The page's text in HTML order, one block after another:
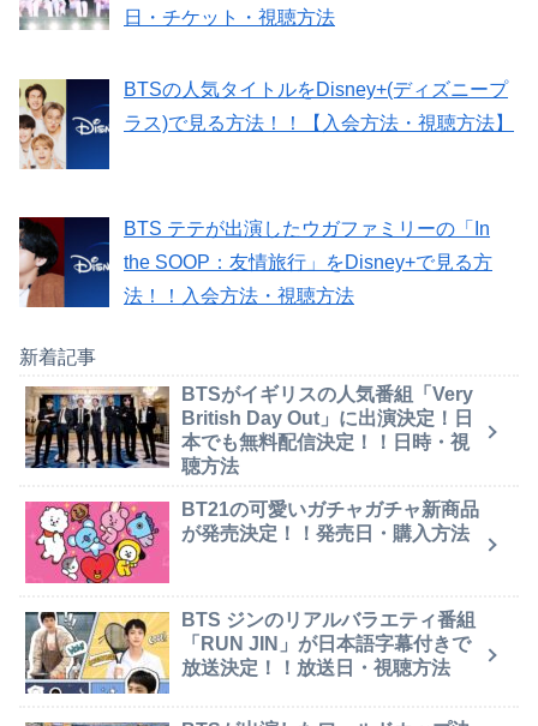
日・チケット・視聴方法
BTSの人気タイトルをDisney+(ディズニープ
ラス)で見る方法！！【入会方法・視聴方法】
BTS テテが出演したウガファミリーの「In
the SOOP：友情旅行」をDisney+で見る方
法！！入会方法・視聴方法
新着記事
BTSがイギリスの人気番組「Very
British Day Out」に出演決定！日
本でも無料配信決定！！日時・視
聴方法
BT21の可愛いガチャガチャ新商品
が発売決定！！発売日・購入方法
BTS ジンのリアルバラエティ番組
「RUN JIN」が日本語字幕付きで
放送決定！！放送日・視聴方法